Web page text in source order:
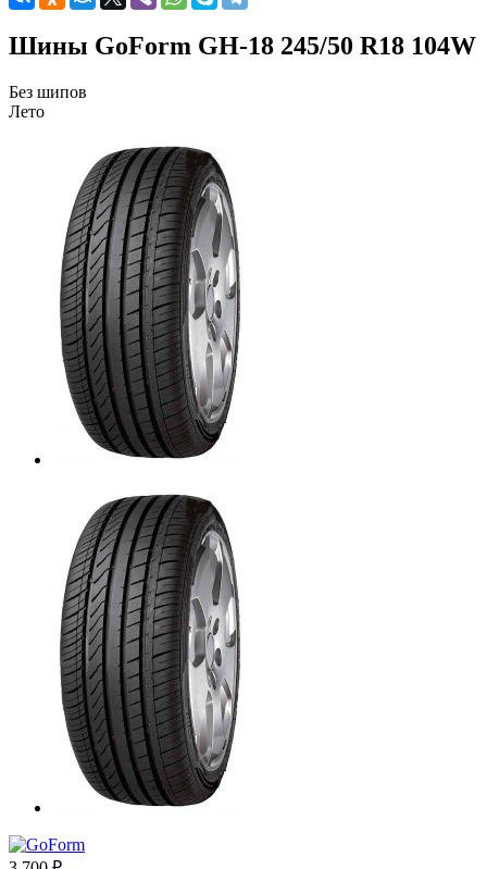
Шины GoForm GH-18 245/50 R18 104W
Без шипов
Лето